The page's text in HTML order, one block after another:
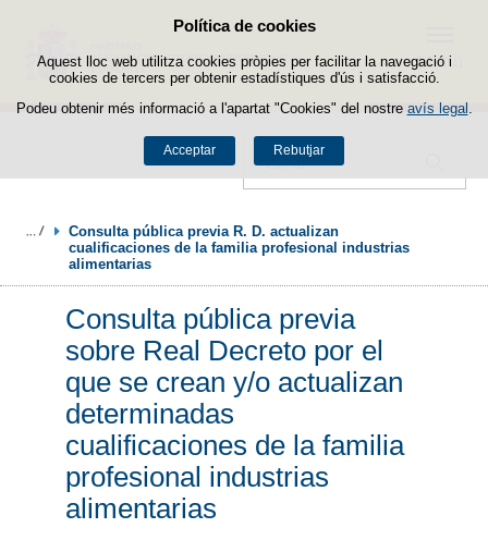
Política de cookies
Aquest lloc web utilitza cookies pròpies per facilitar la navegació i
cookies de tercers per obtenir estadístiques d'ús i satisfacció.
Podeu obtenir més informació a l'apartat "Cookies" del nostre avís legal
Acceptar Rebutjar
Passar al contingut
Cercador
Menú
Consulta pública previa R. D. actualizan
cualificaciones de la familia profesional industrias
alimentarias
Consulta pública previa
sobre Real Decreto por el
que se crean y/o actualizan
determinadas
cualificaciones de la familia
profesional industrias
alimentarias